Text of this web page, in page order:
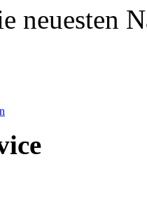
neuesten